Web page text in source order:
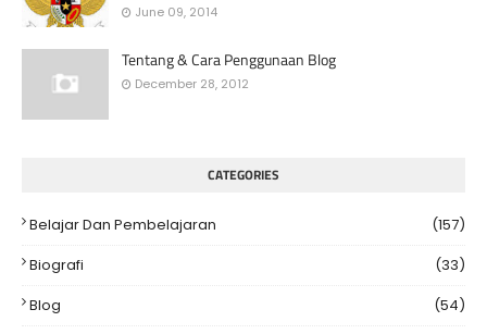
June 09, 2014
Tentang & Cara Penggunaan Blog
December 28, 2012
CATEGORIES
Belajar Dan Pembelajaran
(157)
Biografi
(33)
Blog
(54)